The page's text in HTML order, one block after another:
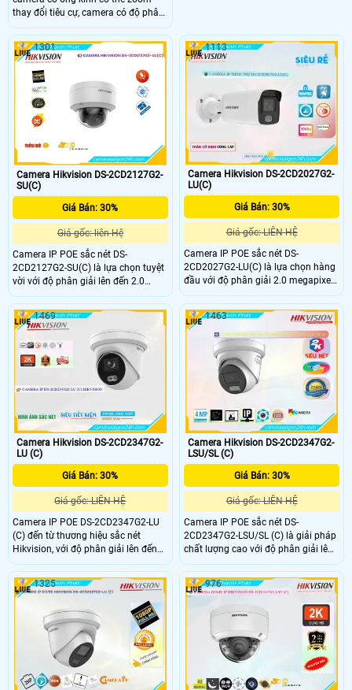
thay đổi tiêu cự, camera có độ phân
giải 2.0MP cho ra hình ảnh sắc nét,
tích hợp phát hiện khuôn mặt, vượt
hàng rào ảo và xâm nhập khu vực
cấm, chuẩn chống nước IP 67 giúp
lắp đặt ngoài trời một cách dễ dàng.
thoại 2 chiều giúp camera có thể
giao tiếp nói chuyện với mọi người.
Camera Hikvision DS-2CD2127G2-
SU(C)
Giá Bán: 30%
Giá gốc: liên Hệ
Camera IP POE sắc nét DS-
2CD2127G2-SU(C) là lựa chọn tuyệt
vời với độ phân giải lên đến 2.0
megapixel, mang lại chất lượng hình
ảnh đỉnh cao. Với khả năng xem
cảnh ban đêm mà vẫn thấy rõ như
ban ngày trong khoảng cách 30m,
đặc biệt với công nghệ IP POE,
Camera không bị giảm chất lượng
1301
Camera Hikvision DS-2CD2027G2-
LU(C)
Giá Bán: 30%
Giá gốc: LIÊN HỆ
Camera IP POE sắc nét DS-
2CD2027G2-LU(C) là lựa chọn hàng
đầu với độ phân giải 2.0 megapixel,
đảm bảo chất lượng hình ảnh sắc
nét. Với khả năng xem được ban
đêm Full Color trong khoảng cách
40m giúp quan sát hiệu quả cả
ngày lẫn đêm. Được trang bị công
nghệ IP POE, tăng tính ổn định và
không giảm chất lượng hình ảnh
1113
Camera Hikvision DS-2CD2347G2-
LU (C)
Giá Bán: 30%
Giá gốc: LIÊN HỆ
Camera IP POE DS-2CD2347G2-LU
(C) đến từ thương hiệu sắc nét
Hikvision, với độ phân giải lên đến
4.0 megapixel mang lại chất lượng
hình ảnh tuyệt vời. Khả năng xem
Full Color 30m ban đêm giúp quan
sát hiệu quả dù trong điều kiện ánh
sáng yếu. Thiết bị được tích hợp
công nghệ IP POE, giúp tiết kiệm và
không bị giảm chất lượng truyền
1469
Camera Hikvision DS-2CD2347G2-
LSU/SL (C)
Giá Bán: 30%
Giá gốc: LIÊN HỆ
Camera IP POE sắc nét DS-
2CD2347G2-LSU/SL (C) là giải pháp
chất lượng cao với độ phân giải lên
đến 4.0 megapixel, cho hình ảnh sắc
nét và chi tiết. Khả năng xem ban
đêm Full Color trong khoảng cách
30m giúp quan sát dễ dàng ngay cả
vào buổi tối. Với công nghệ IP POE,
camera không bị giảm chất lượng
dù vận hành liên tục
1463
1325 976